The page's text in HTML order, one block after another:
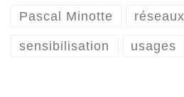
Pascal Minotte
sensibilisation usages